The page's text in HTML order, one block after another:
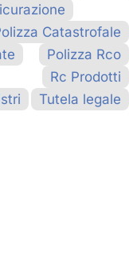
Catastrofale
Polizza Rco
Rc Prodotti
Tutela legale